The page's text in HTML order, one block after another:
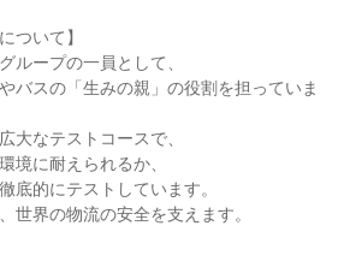
ついて】
ループの一員として、
バスの「生みの親」の役割を担っていま
大なテストコースで、
境に耐えられるか、
底的にテストしています。
世界の物流の安全を支えます。